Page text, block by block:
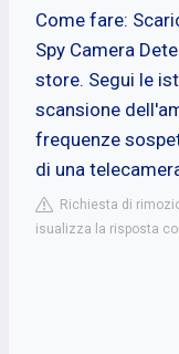
Come fare:
Spy Camera
store. Segui le
scansione
frequenze
di una
Richiesta di
isualizza la risposta